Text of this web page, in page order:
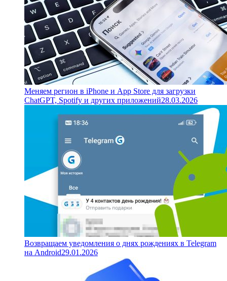
Меняем регион в iPhone и App Store для загрузки
ChatGPT, Spotify и других приложений28.03.2026
Возвращаем уведомления о днях рождениях в Telegram
на Android29.01.2026